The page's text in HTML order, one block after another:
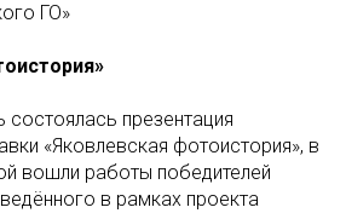
ГО»
состоялась презентация
«Яковлевская фотоистория», в
вошли работы победителей
в рамках проекта